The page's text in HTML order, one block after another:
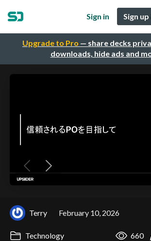
Upgrade to Pro — share decks
downloads, hide ads and
Sign in Sign
Terry February 10, 2026
Technology 660